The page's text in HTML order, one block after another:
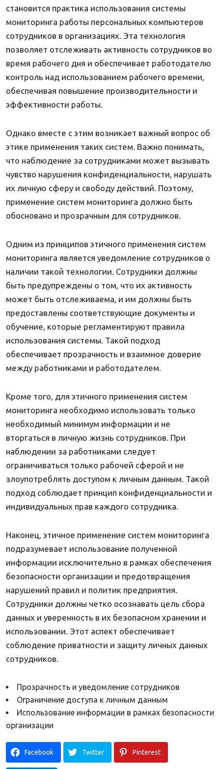
становится практика использования системы
мониторинга работы персональных компьютеров
сотрудников в организациях. Эта технология
позволяет отслеживать активность сотрудников во
время рабочего дня и обеспечивает работодателю
контроль над использованием рабочего времени,
обеспечивая повышение производительности и
эффективности работы.
Однако вместе с этим возникает важный вопрос об
этике применения таких систем. Важно понимать,
что наблюдение за сотрудниками может вызывать
чувство нарушения конфиденциальности, нарушать
их личную сферу и свободу действий. Поэтому,
применение систем мониторинга должно быть
обосновано и прозрачным для сотрудников.
Одним из принципов этичного применения систем
мониторинга является уведомление сотрудников о
наличии такой технологии. Сотрудники должны
быть предупреждены о том, что их активность
может быть отслеживаема, и им должны быть
предоставлены соответствующие документы и
обучение, которые регламентируют правила
использования системы. Такой подход
обеспечивает прозрачность и взаимное доверие
между работниками и работодателем.
Кроме того, для этичного применения систем
мониторинга необходимо использовать только
необходимый минимум информации и не
вторгаться в личную жизнь сотрудников. При
наблюдении за работниками следует
ограничиваться только рабочей сферой и не
злоупотреблять доступом к личным данным. Такой
подход соблюдает принцип конфиденциальности и
индивидуальных прав каждого сотрудника.
Наконец, этичное применение систем мониторинга
подразумевает использование полученной
информации исключительно в рамках обеспечения
безопасности организации и предотвращения
нарушений правил и политик предприятия.
Сотрудники должны четко осознавать цель сбора
данных и уверенность в их безопасном хранении и
использовании. Этот аспект обеспечивает
соблюдение приватности и защиту личных данных
сотрудников.
Прозрачность и уведомление сотрудников
Ограничение доступа к личным данным
Использование информации в рамках безопасности
организации
Facebook Twitter Pinterest